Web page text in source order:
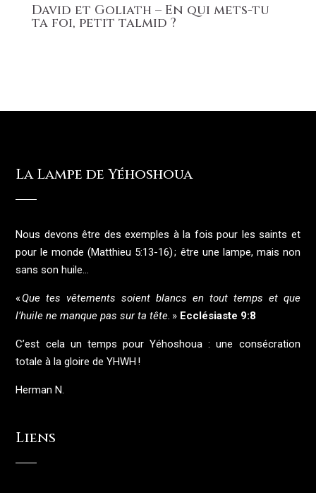
David et Goliath – En qui mets-tu
ta foi, petit talmid ?
La Lampe de Yéhoshoua
Nous devons être des exemples à la fois pour les saints et
pour le monde (Matthieu 5:13-16) ; être une lampe, mais non
sans son huile…
«Que tes vêtements soient blancs en tout temps et que
l’huile ne manque pas sur ta tête. » Ecclésiaste 9:8
C’est cela un temps pour Yéhoshoua : une consécration
totale à la gloire de YHWH !
Herman N.
Liens